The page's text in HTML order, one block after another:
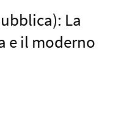
La
e il moderno